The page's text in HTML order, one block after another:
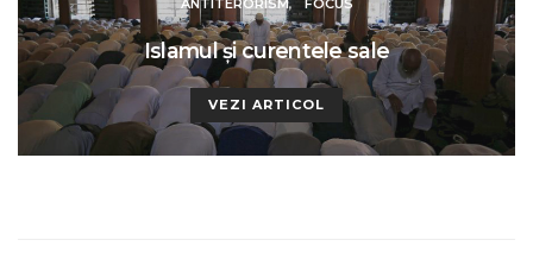
ANTITERORISM FOCUS
Islamul și curentele sale
VEZI ARTICOL